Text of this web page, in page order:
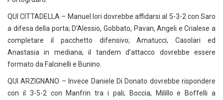
QUI CITTADELLA – Manuel Iori dovrebbe affidarsi al 5-3-2 con Saro
a difesa della porta; D’Alessio, Gobbato, Pavan, Angeli e Crialese a
completare il pacchetto difensivo; Amatucci, Casolari ed
Anastasia in mediana; il tandem d’attacco dovrebbe essere
formato da Falcinelli e Bunino.
QUI ARZIGNANO – Invece Daniele Di Donato dovrebbe rispondere
con il 3-5-2 con Manfrin tra i pali; Boccia, Milillo e Boffelli a